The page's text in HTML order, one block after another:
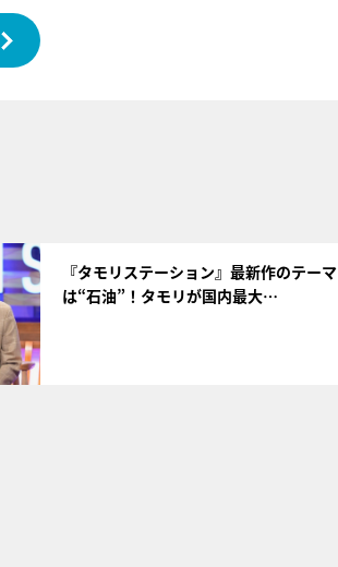
『タモリステーション』最新作のテーマ
は“石油”！タモリが国内最大…